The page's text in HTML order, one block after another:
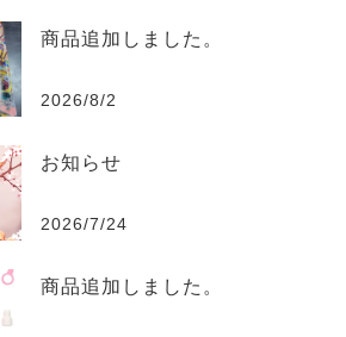
商品追加しました。
2026/8/2
お知らせ
2026/7/24
商品追加しました。